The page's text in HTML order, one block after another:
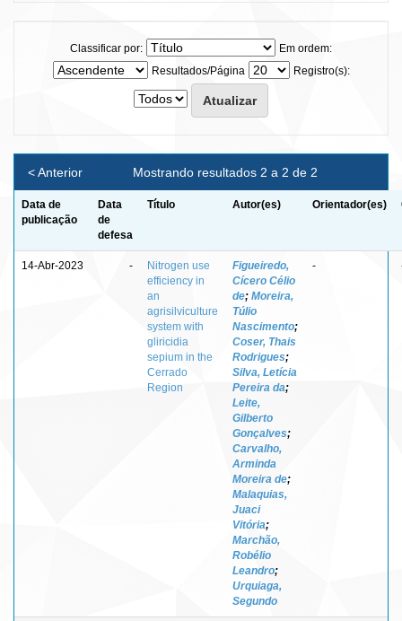
Classificar por:
Em ordem:
Resultados/Página
Registro(s):
Mostrando resultados 2 a 2 de 2
< Anterior
Data de
publicação
Data
de
defesa
Título Autor(es) Orientador(es)
14-Abr-2023 -
Nitrogen use
efficiency in
an
agrisilviculture
system with
gliricidia
sepium in the
Cerrado
Region
Figueiredo,
Cícero Célio
de; Moreira,
Túlio
Nascimento;
Coser, Thais
Rodrigues;
Silva, Letícia
Pereira da;
Leite,
Gilberto
Gonçalves;
Carvalho,
Arminda
Moreira de;
Malaquias,
Juaci
Vitória;
Marchão,
Robélio
Leandro;
Urquiaga,
Segundo
-